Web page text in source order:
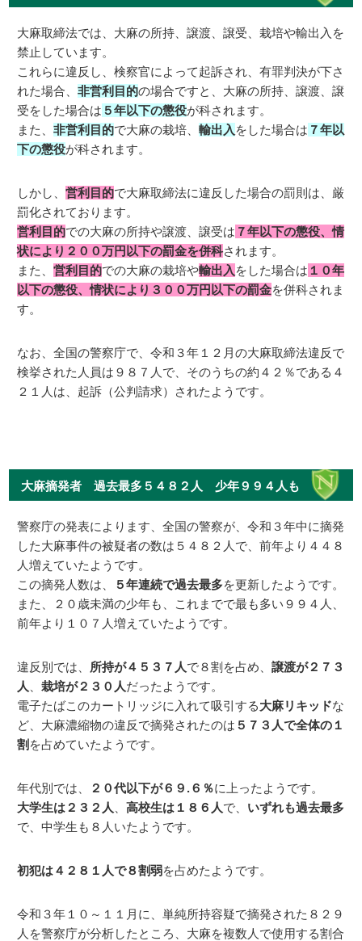
大麻取締法では、大麻の所持、譲渡、譲受、栽培や輸出入を
禁止しています。
これらに違反し、検察官によって起訴され、有罪判決が下さ
れた場合、非営利目的の場合ですと、大麻の所持、譲渡、譲
受をした場合は ５年以下の懲役が科されます。
また、非営利目的で大麻の栽培、輸出入 をした場合は ７年以
下の懲役が科されます。
しかし、営利目的で大麻取締法に違反した場合の罰則は、厳
罰化されております。
営利目的での大麻の所持や譲渡、譲受は ７年以下の懲役、情
状により２００万円以下の罰金を併科されます。
また、営利目的での大麻の栽培や輸出入 をした場合は １０年
以下の懲役、情状により３００万円以下の罰金を併科されま
す。
なお、全国の警察庁で、令和３年１２月の大麻取締法違反で
検挙された人員は９８７人で、そのうちの約４２％である４
２１人は、起訴（公判請求）されたようです。
大麻摘発者 過去最多５４８２人 少年９９４人も
警察庁の発表によります、全国の警察が、令和３年中に摘発
した大麻事件の被疑者の数は５４８２人で、前年より４４８
人増えていたようです。
この摘発人数は、
５年連続で過去最多を更新したようです。
また、２０歳未満の少年も、これまでで最も多い９９４人、
前年より１０７人増えていたようです。
違反別では、 所持が４５３７人で８割を占め、譲渡が２７３
人
、栽培が２３０人だったようです。
電子たばこのカートリッジに入れて吸引する大麻リキッドな
ど、大麻濃縮物の違反で摘発されたのは ５７３人で全体の１
割 を占めていたようです。
年代別では、 ２０代以下が６９.６％に上ったようです。
大学生は２３２人
、高校生は１８６人で、 いずれも過去最多
で、中学生も８人いたようです。
初犯は４２８１人で８割弱を占めたようです。
令和３年１０～１１月に、単純所持容疑で摘発された８２９
人を警察庁が分析したところ、大麻を複数人で使用する割合